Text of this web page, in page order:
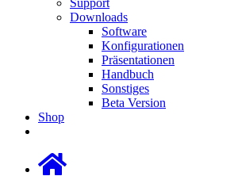
Support
Downloads
Software
Konfigurationen
Präsentationen
Handbuch
Sonstiges
Beta Version
Shop